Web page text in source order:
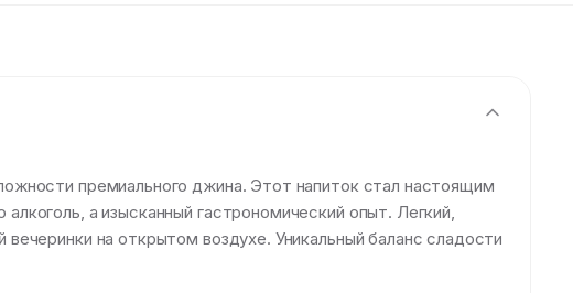
премиального джина. Этот напиток стал настоящим
а изысканный гастрономический опыт. Легкий,
на открытом воздухе. Уникальный баланс сладости